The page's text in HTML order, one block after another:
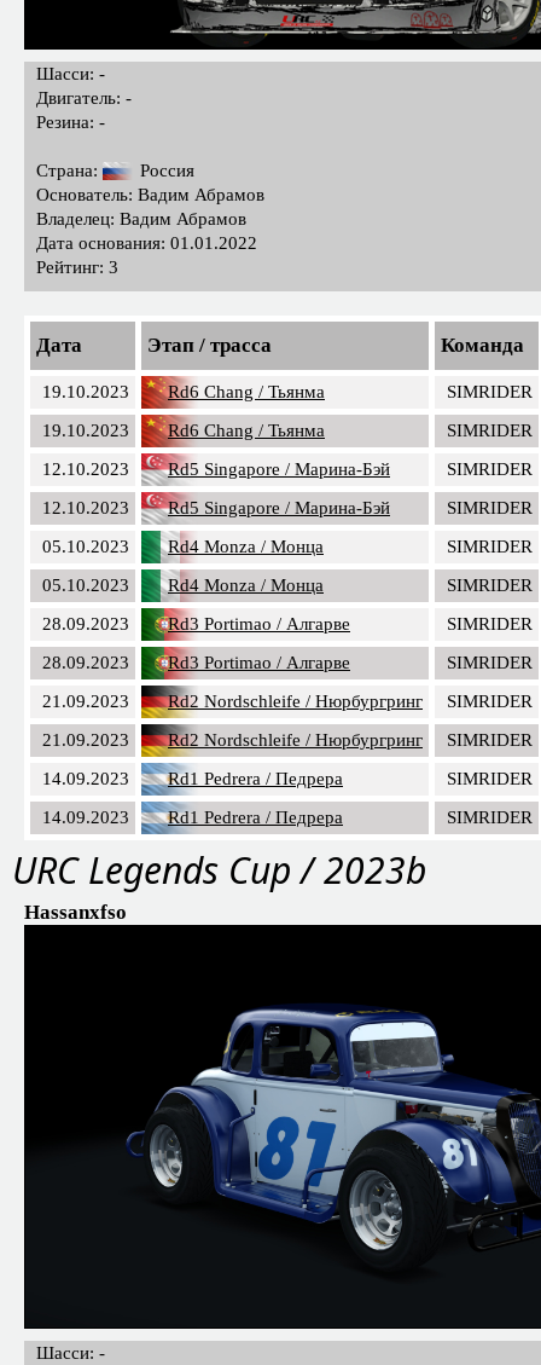
Шасси: -
Двигатель: -
Резина: -
Страна:
Россия
Основатель: Вадим Абрамов
Владелец: Вадим Абрамов
Дата основания: 01.01.2022
Рейтинг: 3
Дата Этап / трасса Команда
19.10.2023 Rd6 Chang / Тьянма
SIMRIDER
19.10.2023
Rd6 Chang / Тьянма
SIMRIDER
12.10.2023
Rd5 Singapore / Марина-Бэй
SIMRIDER
12.10.2023
Rd5 Singapore / Марина-Бэй
SIMRIDER
05.10.2023
Rd4 Monza / Монца
SIMRIDER
05.10.2023
Rd4 Monza / Монца
SIMRIDER
28.09.2023
Rd3 Portimao / Алгарве
SIMRIDER
28.09.2023
Rd3 Portimao / Алгарве
SIMRIDER
21.09.2023
Rd2 Nordschleife / Нюрбургринг
SIMRIDER
21.09.2023
Rd2 Nordschleife / Нюрбургринг
SIMRIDER
14.09.2023
Rd1 Pedrera / Педрера
SIMRIDER
14.09.2023
Rd1 Pedrera / Педрера SIMRIDER
URC Legends Cup / 2023b
Hassanxfso
Шасси: -